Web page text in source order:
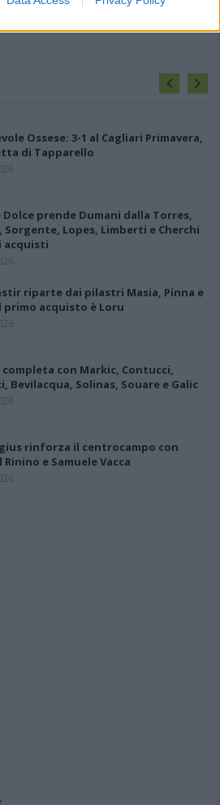
Ossese: 3-1 al Cagliari Primavera,
di Tapparello
prende Dumani dalla Torres,
Sorgente, Lopes, Limberti e Cherchi
acquisti
riparte dai pilastri Masia, Pinna e
primo acquisto è Loru
completa con Markic, Contucci,
Bevilacqua, Solinas, Souare e Galic
rinforza il centrocampo con
Rinino e Samuele Vacca